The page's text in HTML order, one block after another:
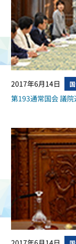
2017年6月14日
第193通常国会 議院